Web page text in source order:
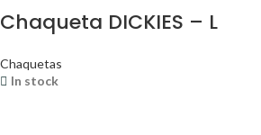
Chaqueta DICKIES – L
Chaquetas
In stock